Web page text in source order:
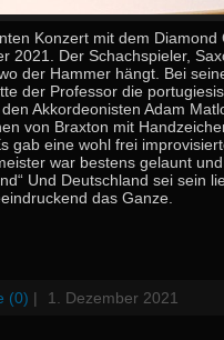
Konzert mit dem Diamond
2021. Der Schachspieler,
der Hammer hängt. Bei
der Professor die
Akkordeonisten Adam
von Braxton mit
gab eine wohl frei
war bestens gelaunt
Und Deutschland sei sein
das Ganze.
(0) | 1. Dezember 2021